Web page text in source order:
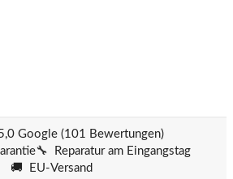
Google (101 Bewertungen)
🔧 Reparatur am Eingangstag
🚚 EU-Versand